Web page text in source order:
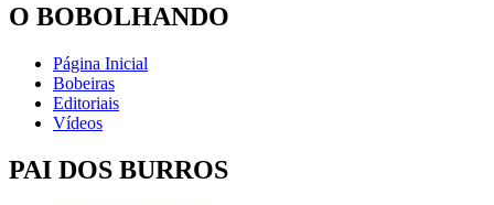
O BOBOLHANDO
Página Inicial
Bobeiras
Editoriais
Vídeos
PAI DOS BURROS